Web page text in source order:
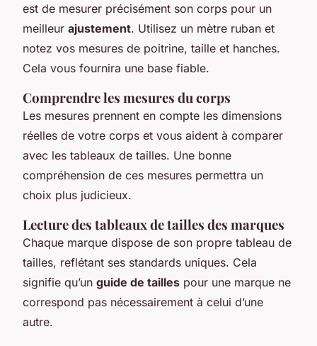
est de mesurer précisément son corps pour un
meilleur ajustement. Utilisez un mètre ruban et
notez vos mesures de poitrine, taille et hanches.
Cela vous fournira une base fiable.
Comprendre les mesures du corps
Les mesures prennent en compte les dimensions
réelles de votre corps et vous aident à comparer
avec les tableaux de tailles. Une bonne
compréhension de ces mesures permettra un
choix plus judicieux.
Lecture des tableaux de tailles des marques
Chaque marque dispose de son propre tableau de
tailles, reflétant ses standards uniques. Cela
signifie qu’un guide de tailles pour une marque ne
correspond pas nécessairement à celui d’une
autre.